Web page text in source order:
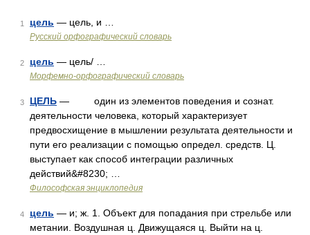
1 цель — цель, и …
Русский орфографический словарь
2 цель — цель/ …
Морфемно-орфографический словарь
3 ЦЕЛЬ — один из элементов поведения и сознат.
деятельности человека, который характеризует
предвосхищение в мышлении результата деятельности и
пути его реализации с помощью определ. средств. Ц.
выступает как способ интеграции различных
действий&#8230; …
Философская энциклопедия
4 цель — и; ж. 1. Объект для попадания при стрельбе или
метании. Воздушная ц. Движущаяся ц. Выйти на ц.